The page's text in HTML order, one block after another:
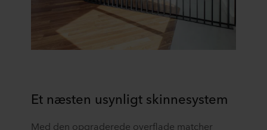
Et næsten usynligt skinnesystem
Med den opgraderede overflade matcher